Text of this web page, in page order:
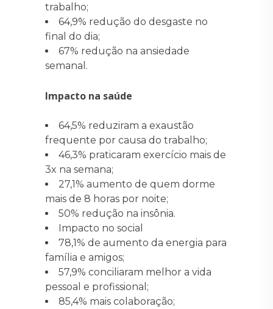
trabalho;
64,9% redução do desgaste no
final do dia;
67% redução na ansiedade
semanal.
Impacto na saúde
64,5% reduziram a exaustão
frequente por causa do trabalho;
46,3% praticaram exercício mais de
3x na semana;
27,1% aumento de quem dorme
mais de 8 horas por noite;
50% redução na insônia.
Impacto no social
78,1% de aumento da energia para
família e amigos;
57,9% conciliaram melhor a vida
pessoal e profissional;
85,4% mais colaboração;